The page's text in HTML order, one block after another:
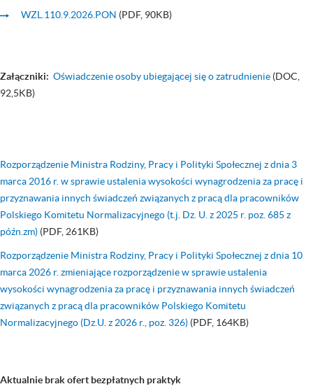
WZL.110.9.2026.PON (PDF, 90KB)
Załączniki: Oświadczenie osoby ubiegającej się o zatrudnienie (DOC,
92,5KB)
Rozporządzenie Ministra Rodziny, Pracy i Polityki Społecznej z dnia 3
marca 2016 r. w sprawie ustalenia wysokości wynagrodzenia za pracę i
przyznawania innych świadczeń związanych z pracą dla pracowników
Polskiego Komitetu Normalizacyjnego (t.j. Dz. U. z 2025 r. poz. 685 z
późn.zm) (PDF, 261KB)
Rozporządzenie Ministra Rodziny, Pracy i Polityki Społecznej z dnia 10
marca 2026 r. zmieniające rozporządzenie w sprawie ustalenia
wysokości wynagrodzenia za pracę i przyznawania innych świadczeń
związanych z pracą dla pracowników Polskiego Komitetu
Normalizacyjnego (Dz.U. z 2026 r., poz. 326) (PDF, 164KB)
Aktualnie brak ofert bezpłatnych praktyk